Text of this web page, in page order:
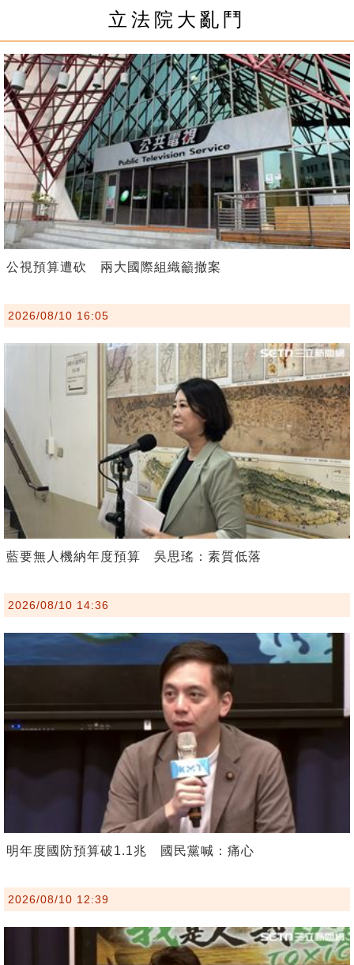
立法院大亂鬥
公視預算遭砍 兩大國際組織籲撤案
2026/08/10 16:05
藍要無人機納年度預算 吳思瑤：素質低落
2026/08/10 14:36
明年度國防預算破1.1兆 國民黨喊：痛心
2026/08/10 12:39